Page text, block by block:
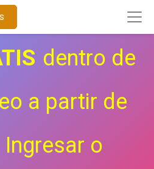
dentro de
a partir de
o